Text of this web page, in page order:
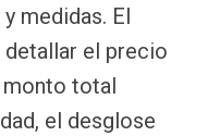
medidas. El
el precio
monto total
el desglose